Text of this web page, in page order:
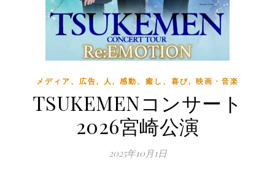
メディア、広告, 人 , 感動、癒し、喜び, 映画・音楽
TSUKEMENコンサート
2026宮崎公演
2025年10月1日